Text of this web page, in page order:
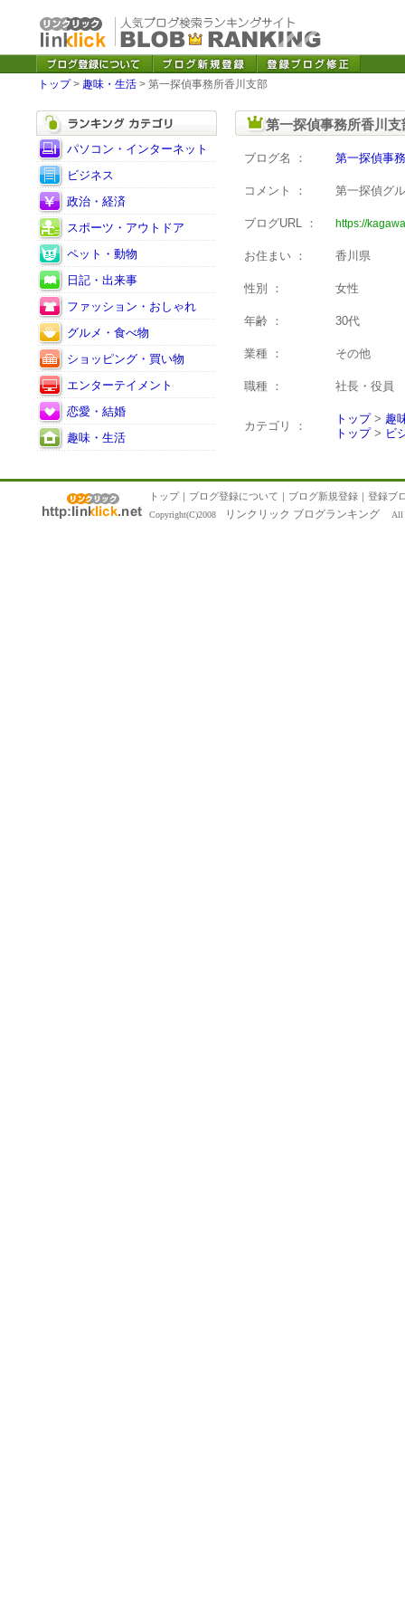
トップ> 趣味・生活 > 第一探偵事務所香川支部
パソコン・インターネット
ビジネス
政治・経済
スポーツ・アウトドア
ペット・動物
日記・出来事
ファッション・おしゃれ
グルメ・食べ物
ショッピング・買い物
エンターテイメント
恋愛・結婚
趣味・生活
第一探偵事務所香川
ブログ名 ： 第一探偵事
コメント ： 第一探偵グ
ブログURL ： https://
お住まい ： 香川県
性別 ： 女性
年齢 ： 30代
業種 ： その他
職種 ： 社長・役員
カテゴリ ：
トップ> 趣
トップ> ビ
トップ｜ ブログ登録について ｜ ブログ新規登録 ｜ 登録ブ
Copyright(C)2008 リンクリック ブログランキング All